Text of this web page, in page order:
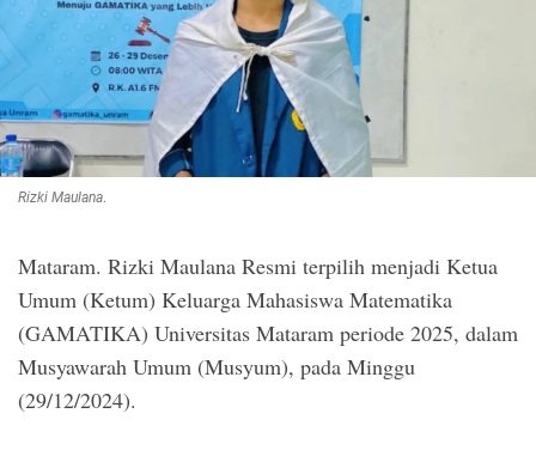
Rizki Maulana.
Mataram. Rizki Maulana Resmi terpilih menjadi Ketua
Umum (Ketum) Keluarga Mahasiswa Matematika
(GAMATIKA) Universitas Mataram periode 2025, dalam
Musyawarah Umum (Musyum), pada Minggu
(29/12/2024).